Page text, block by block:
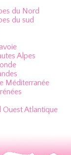
du Nord
du sud
Alpes
Méditerranée
Ouest Atlantique